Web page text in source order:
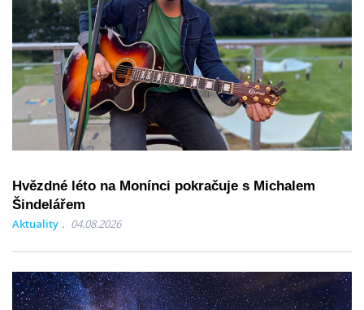
Hvězdné léto na Monínci pokračuje s Michalem
Šindelářem
Aktuality 04.08.2026